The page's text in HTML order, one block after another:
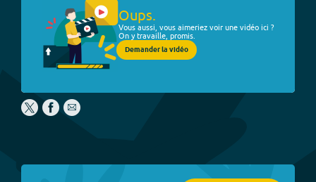
Oups.
Vous aussi, vous aimeriez voir une vidéo ici ?
On y travaille, promis.
Demander la vidéo